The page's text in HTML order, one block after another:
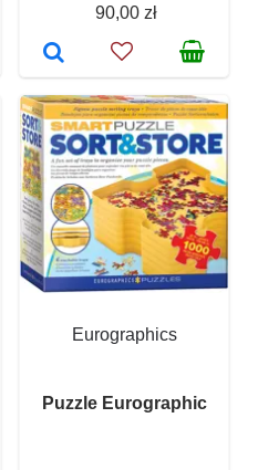
90,00 zł
Eurographics
Puzzle Eurographic